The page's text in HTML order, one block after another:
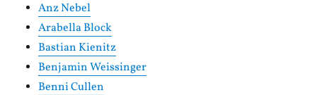
Anz Nebel
Arabella Block
Bastian Kienitz
Benjamin Weissinger
Benni Cullen